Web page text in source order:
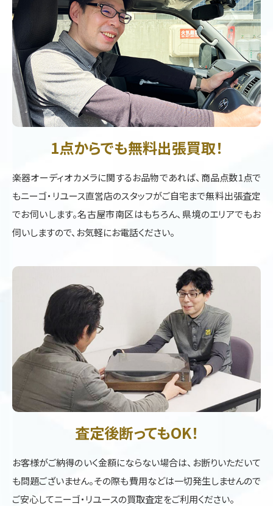
1点からでも無料出張買取！
楽器オーディオカメラに関するお品物であれば、商品点数1点で
もニーゴ・リユース直営店のスタッフがご自宅まで無料出張査定
でお伺いします。名古屋市南区はもちろん、県境のエリアでもお
伺いしますので、お気軽にお電話ください。
査定後断ってもOK！
お客様がご納得のいく金額にならない場合は、お断りいただいて
も問題ございません。その際も費用などは一切発生しませんので
ご安心してニーゴ・リユースの買取査定をご利用ください。